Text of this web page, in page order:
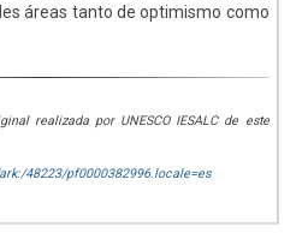
áreas tanto de optimismo como
realizada por UNESCO IESALC de este
48223/pf0000382996.locale=es